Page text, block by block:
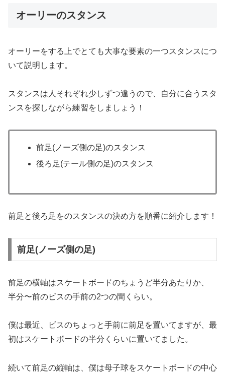
オーリーのスタンス
オーリーをする上でとても大事な要素の一つスタンスにつ
いて説明します。
スタンスは人それぞれ少しずつ違うので、自分に合うスタ
ンスを探しながら練習をしましょう！
前足(ノーズ側の足)のスタンス
後ろ足(テール側の足)のスタンス
前足と後ろ足をのスタンスの決め方を順番に紹介します！
前足(ノーズ側の足)
前足の横軸はスケートボードのちょうど半分あたりか、
半分〜前のビスの手前の2つの間くらい。
僕は最近、ビスのちょっと手前に前足を置いてますが、最
初はスケートボードの半分くらいに置いてました。
続いて前足の縦軸は、僕は母子球をスケートボードの中心